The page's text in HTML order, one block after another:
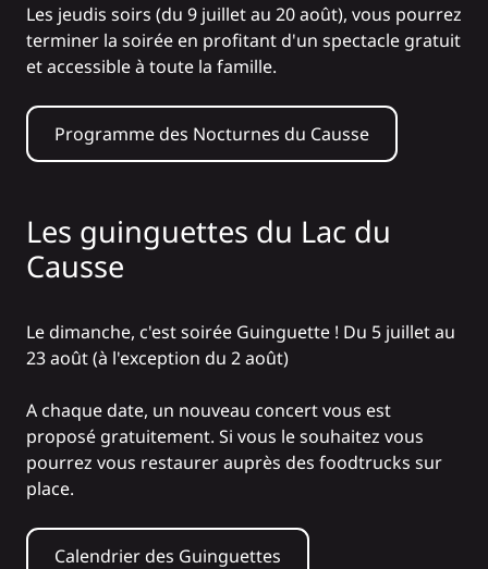
Les jeudis soirs (du 9 juillet au 20 août), vous pourrez
terminer la soirée en profitant d'un spectacle gratuit
et accessible à toute la famille.
Programme des Nocturnes du Causse
Les guinguettes du Lac du
Causse
Le dimanche, c'est soirée Guinguette ! Du 5 juillet au
23 août (à l'exception du 2 août)
A chaque date, un nouveau concert vous est
proposé gratuitement. Si vous le souhaitez vous
pourrez vous restaurer auprès des foodtrucks sur
place.
Calendrier des Guinguettes